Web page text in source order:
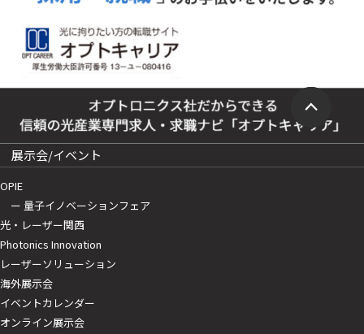
展示会/イベント
OPIE
ー 量子イノベーションフェア
光・レーザー関西
Photonics Innovation
レーザーソリューション
海外展示会
イベントカレンダー
オンライン展示会